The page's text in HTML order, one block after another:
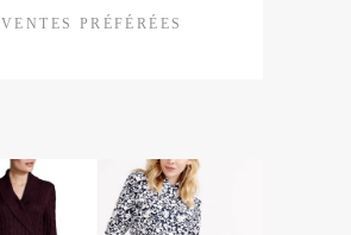
VENTES PRÉFÉRÉES